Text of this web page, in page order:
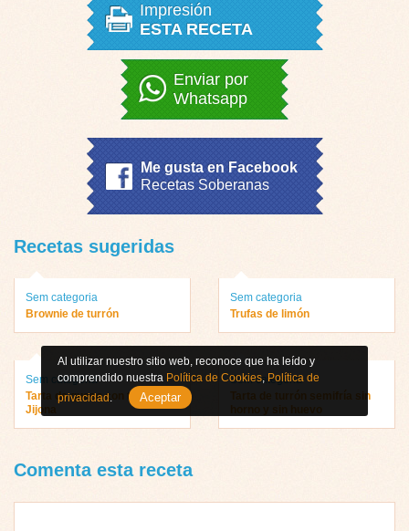
Impresión
ESTA RECETA
Enviar por
Whatsapp
Me gusta en Facebook
Recetas Soberanas
Recetas sugeridas
Sem categoria
Brownie de turrón
Sem categoria
Trufas de limón
Sem categoria
Tarta de queso con turrón de
Jijona
Sem categoria
Tarta de turrón semifría sin
Comenta esta receta
Al utilizar nuestro sitio web, reconoce que ha leído y
comprendido nuestra Política de Cookies Política de
privacidad
Aceptar